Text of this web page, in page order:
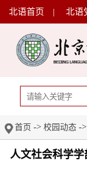
北语首页 | 北语
首页 -> 校园动态 -
人文社会科学